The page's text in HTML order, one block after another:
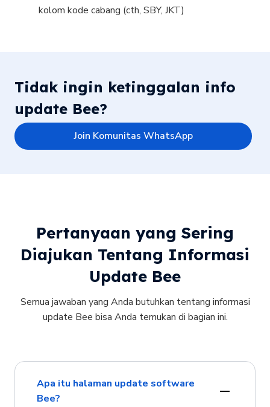
kolom kode cabang (cth, SBY, JKT)
Tidak ingin ketinggalan info
update Bee?
Join Komunitas WhatsApp
Pertanyaan yang Sering
Diajukan Tentang Informasi
Update Bee
Semua jawaban yang Anda butuhkan tentang informasi
update Bee bisa Anda temukan di bagian ini.
Apa itu halaman update software
Bee?